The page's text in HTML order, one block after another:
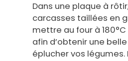
Dans une plaque à
carcasses taillées en
mettre au four à
afin d’obtenir une
éplucher vos